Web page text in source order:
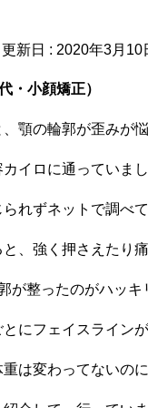
新日 : 2020年3月10
小顔矯正）
顎の輪郭が歪みが
イロに通っていま
れずネットで調べ
、強く押さえたり
が整ったのがハッ
にフェイスライン
は変わってないの